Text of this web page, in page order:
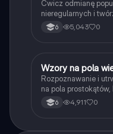
Ćwicz odmianę
nieregularnych i
didn't w czasie Past
6 5,043 0
WMatematyka
Wzory na pola
Rozpoznawanie i
na pola
6 4,911 0